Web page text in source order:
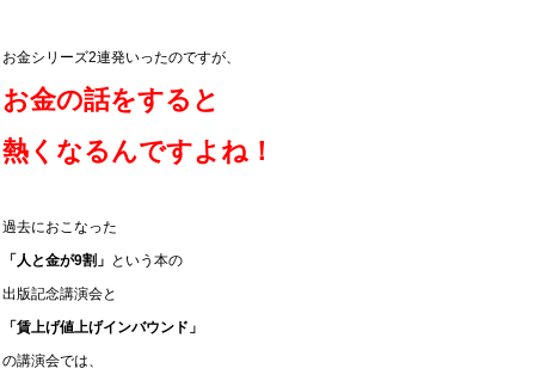
お金シリーズ2連発いったのですが、
お金の話をすると
熱くなるんですよね！
過去におこなった
「人と金が9割」 という本の
出版記念講演会と
「賃上げ値上げインバウンド」
の講演会では、